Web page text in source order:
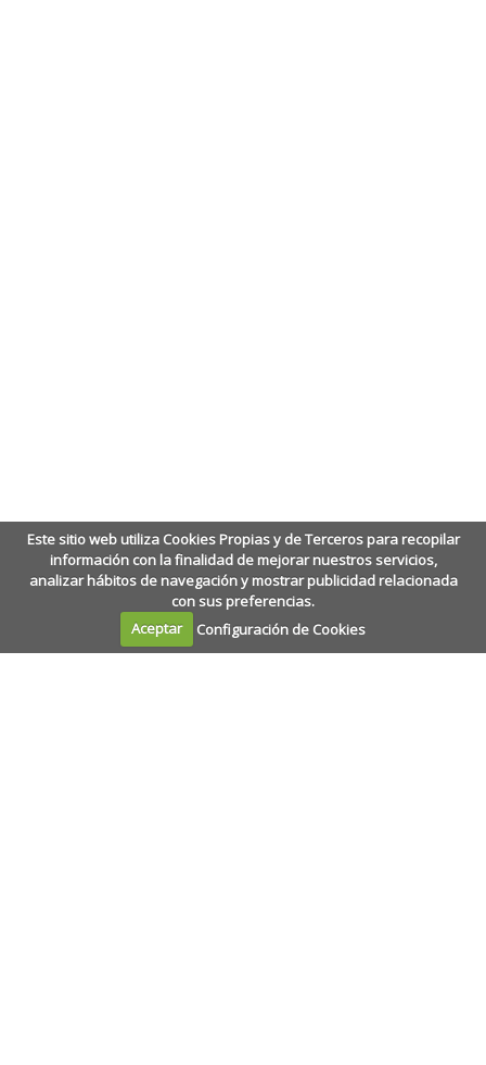
Este sitio web utiliza Cookies Propias y de Terceros para recopilar
información con la finalidad de mejorar nuestros servicios,
analizar hábitos de navegación y mostrar publicidad relacionada
con sus preferencias.
Aceptar
Configuración de Cookies